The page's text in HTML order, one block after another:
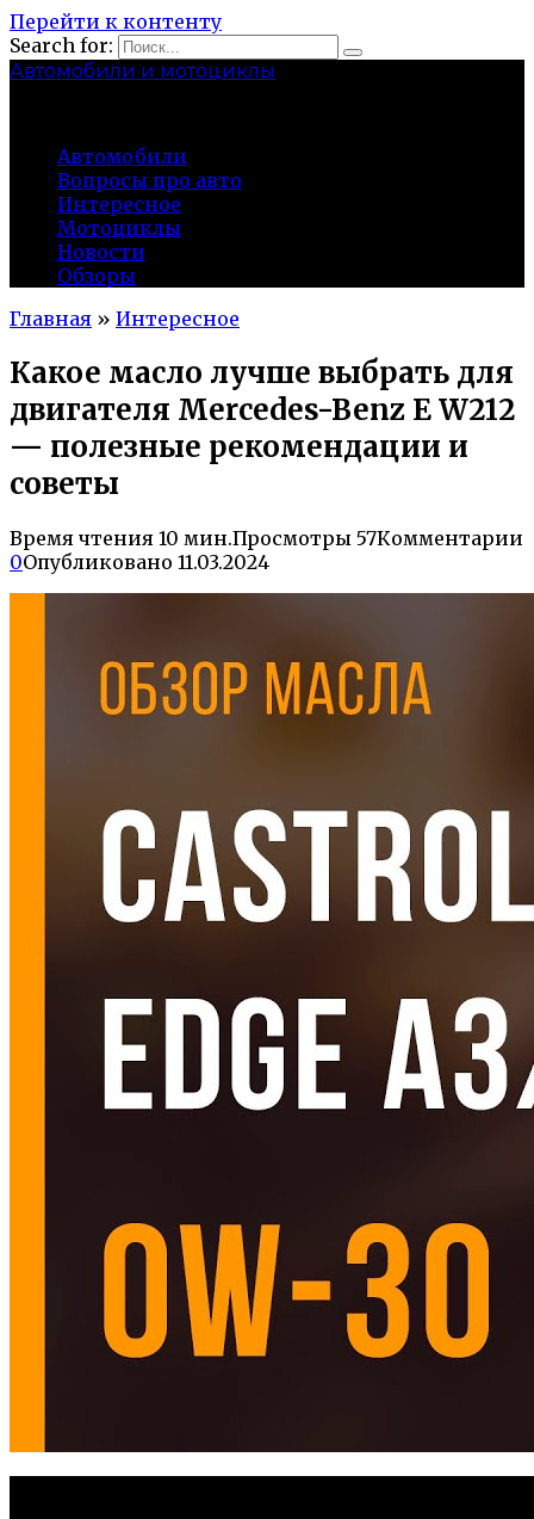
Перейти к контенту
Search for:
Автомобили и мотоциклы
Автомобили
Вопросы про авто
Интересное
Мотоциклы
Новости
Обзоры
Главная » Интересное
Какое масло лучше выбрать для
двигателя Mercedes-Benz E W212
— полезные рекомендации и
советы
Время чтения 10 мин.Просмотры 57Комментарии
0Опубликовано 11.03.2024